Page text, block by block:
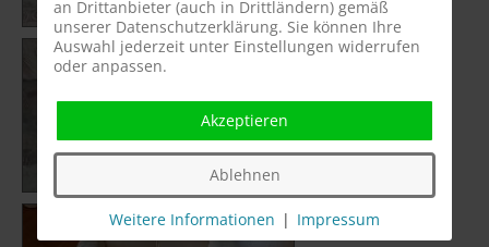
an Drittanbieter (auch in Drittländern) gemäß
unserer Datenschutzerklärung. Sie können Ihre
Auswahl jederzeit unter Einstellungen widerrufen
oder anpassen.
Akzeptieren
Ablehnen
Weitere Informationen | Impressum